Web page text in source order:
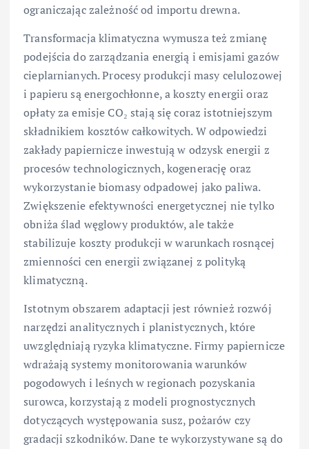
ograniczając zależność od importu drewna.
Transformacja klimatyczna wymusza też zmianę
podejścia do zarządzania energią i emisjami gazów
cieplarnianych. Procesy produkcji masy celulozowej
i papieru są energochłonne, a koszty energii oraz
opłaty za emisje CO₂ stają się coraz istotniejszym
składnikiem kosztów całkowitych. W odpowiedzi
zakłady papiernicze inwestują w odzysk energii z
procesów technologicznych, kogenerację oraz
wykorzystanie biomasy odpadowej jako paliwa.
Zwiększenie efektywności energetycznej nie tylko
obniża ślad węglowy produktów, ale także
stabilizuje koszty produkcji w warunkach rosnącej
zmienności cen energii związanej z polityką
klimatyczną.
Istotnym obszarem adaptacji jest również rozwój
narzędzi analitycznych i planistycznych, które
uwzględniają ryzyka klimatyczne. Firmy papiernicze
wdrażają systemy monitorowania warunków
pogodowych i leśnych w regionach pozyskania
surowca, korzystają z modeli prognostycznych
dotyczących występowania susz, pożarów czy
gradacji szkodników. Dane te wykorzystywane są do